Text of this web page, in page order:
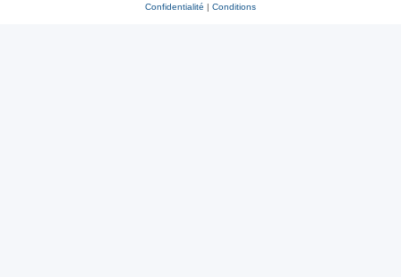
Confidentialité | Conditions